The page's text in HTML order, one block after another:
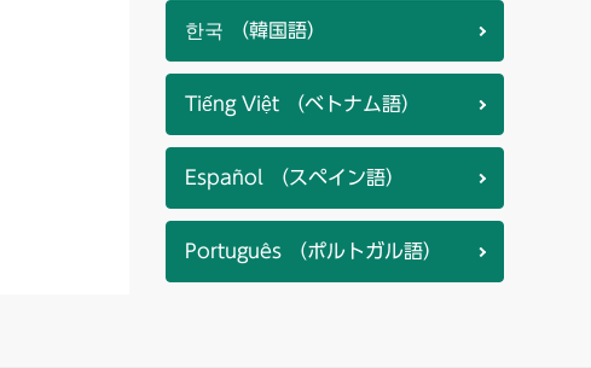
한국 （韓国語）
Tiếng Việt （ベトナム語）
Español （スペイン語）
Português （ポルトガル語）